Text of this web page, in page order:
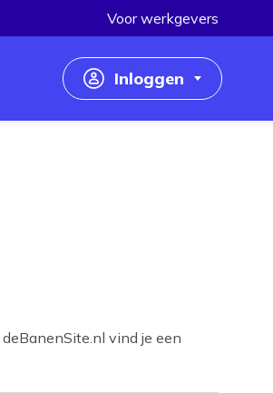
Voor werkgevers
Inloggen
vind je een